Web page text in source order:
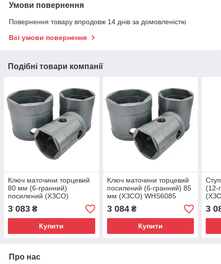
Умови повернення
Повернення товару впродовж 14 днів за домовленістю
Всі умови повернення
Подібні товари компанії
Ключ маточини торцевий
80 мм (6-гранний)
посилений (ХЗСО)
WHS6080
3 083 ₴
Купити
Ключ маточини торцевий
посилений (6-гранний) 85
мм (ХЗСО) WHS6085
3 084₴
Купити
(12-
3
Про нас